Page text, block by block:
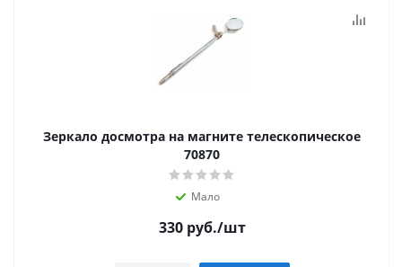
Зеркало досмотра на магните телескопическое
70870
Мало
330руб./шт